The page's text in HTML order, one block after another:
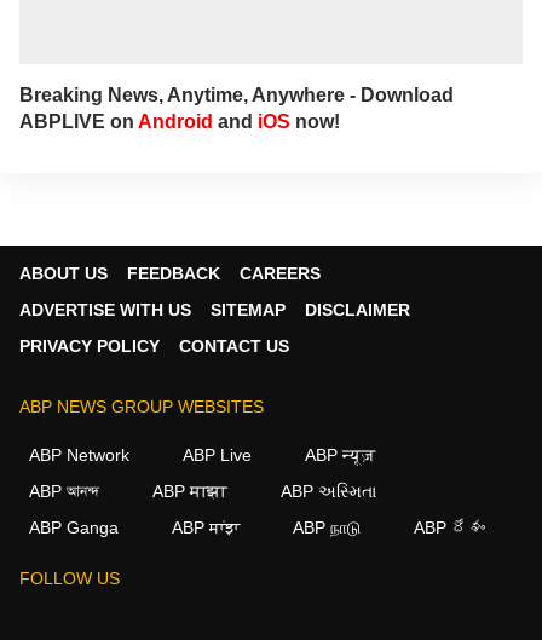
Breaking News, Anytime, Anywhere - Download
ABPLIVE on Android and iOS now!
ABOUT US FEEDBACK
CAREERS
ADVERTISE WITH US
SITEMAP
DISCLAIMER
PRIVACY POLICY
CONTACT US
ABP NEWS GROUP WEBSITES
ABP Network ABP Live
ABP न्यूज़
ABP আনন্দ
ABP माझा
ABP અસ્મિતા
ABP Ganga
ABP ਸਾਂਝਾ ABP நாடு ABP దేశం
FOLLOW US